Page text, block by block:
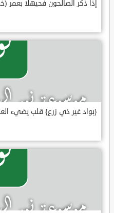
إذا ذكر الصالحون فحيهلا بعمر
{بواد غير ذي زرع} قلب يضيء